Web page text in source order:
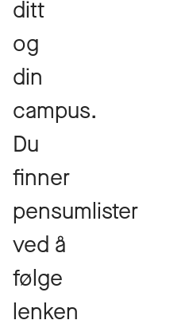
ditt
og
din
campus.
Du
finner
pensumlister
ved å
følge
lenken